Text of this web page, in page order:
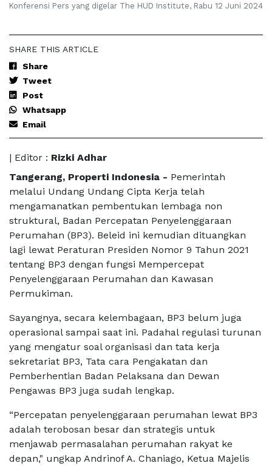
Konferensi Pers yang digelar The HUD Institute, Rabu 12 Juni 2024
SHARE THIS ARTICLE
Share
Tweet
Post
Whatsapp
Email
| Editor : Rizki Adhar
Tangerang, Properti Indonesia - Pemerintah
melalui Undang Undang Cipta Kerja telah
mengamanatkan pembentukan lembaga non
struktural, Badan Percepatan Penyelenggaraan
Perumahan (BP3). Beleid ini kemudian dituangkan
lagi lewat Peraturan Presiden Nomor 9 Tahun 2021
tentang BP3 dengan fungsi Mempercepat
Penyelenggaraan Perumahan dan Kawasan
Permukiman.
Sayangnya, secara kelembagaan, BP3 belum juga
operasional sampai saat ini. Padahal regulasi turunan
yang mengatur soal organisasi dan tata kerja
sekretariat BP3, Tata cara Pengakatan dan
Pemberhentian Badan Pelaksana dan Dewan
Pengawas BP3 juga sudah lengkap.
“Percepatan penyelenggaraan perumahan lewat BP3
adalah terobosan besar dan strategis untuk
menjawab permasalahan perumahan rakyat ke
depan," ungkap Andrinof A. Chaniago, Ketua Majelis